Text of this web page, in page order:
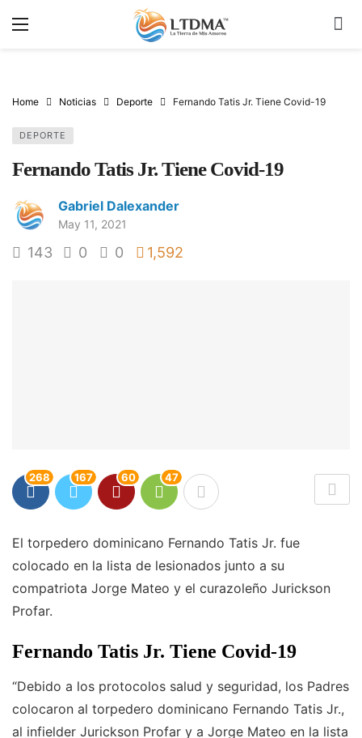
Home Noticias Deporte Fernando Tatis Jr. Tiene Covid-19
DEPORTE
Fernando Tatis Jr. Tiene Covid-19
Gabriel Dalexander
May 11, 2021
143 0 0 1,592
268 167 60 47
El torpedero dominicano Fernando Tatis Jr. fue
colocado en la lista de lesionados junto a su
compatriota Jorge Mateo y el curazoleño Jurickson
Profar.
Fernando Tatis Jr. Tiene Covid-19
“Debido a los protocolos salud y seguridad, los Padres
colocaron al torpedero dominicano Fernando Tatis Jr.,
al infielder Jurickson Profar y a Jorge Mateo en la lista